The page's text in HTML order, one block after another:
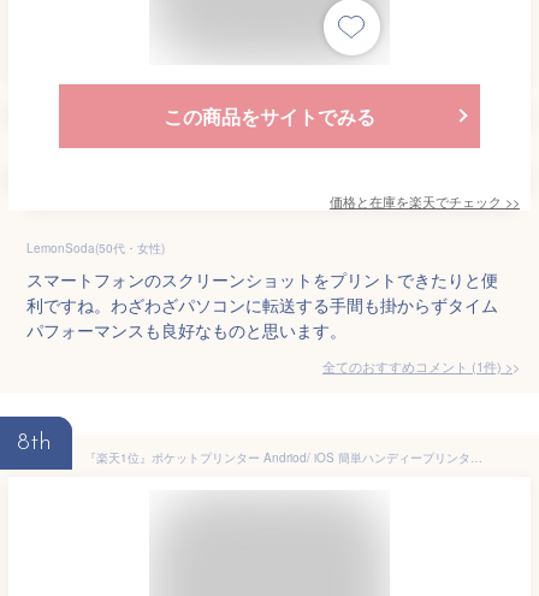
この商品をサイトでみる
価格と在庫を楽天でチェック >>
LemonSoda(50代・女性)
スマートフォンのスクリーンショットをプリントできたりと便
利ですね。わざわざパソコンに転送する手間も掛からずタイム
パフォーマンスも良好なものと思います。
全てのおすすめコメント (1件) >
8th
『楽天1位』ポケットプリンター Andriod/ iOS 簡単ハンディープリンター サーマルプリンター インク不要 BlueToothサーマル スマホ 対応 プリンター 写真用ポータブルポケットプリンター レシート ラベル ミニ ラベルプリンター ミニプリンター スマホプリンター